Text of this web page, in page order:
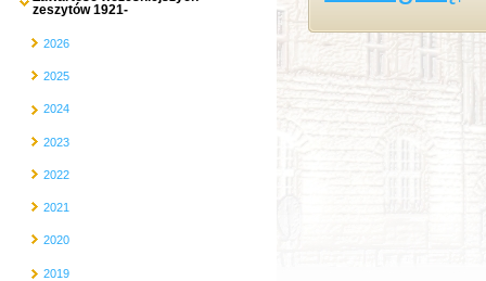
zeszytów 1921-
2026
2025
2024
2023
2022
2021
2020
2019